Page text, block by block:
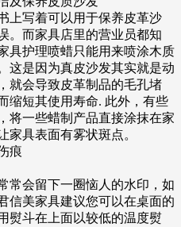
写着可以用于保养皮革沙
。而家具店里的营业员都知
具护理喷蜡只能用来喷涂木质
这是因为真皮沙发其实就是动
就会导致皮革制品的毛孔堵
缩短其使用寿命. 此外，有些
将一些蜡制产品直接涂抹在家
家具表面有雾状斑点。
痕
会留下一圈恼人的水印，如
信美家具建议您可以在桌面的
熨斗在上面以较低的温度熨